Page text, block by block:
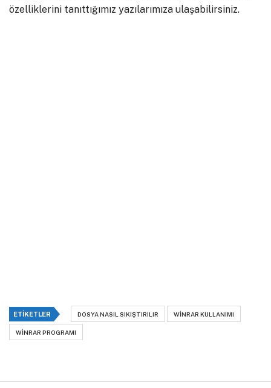
özelliklerini tanıttığımız yazılarımıza ulaşabilirsiniz.
ETIKETLER DOSYA NASIL SIKIŞTIRILIR WINRAR KULLANIMI
WINRAR PROGRAMI